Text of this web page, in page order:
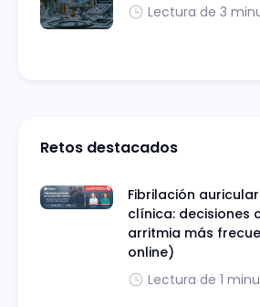
Lectura de 3
Retos destacados
Fibrilación
clínica: decisiones
arritmia más
online)
Lectura de 1